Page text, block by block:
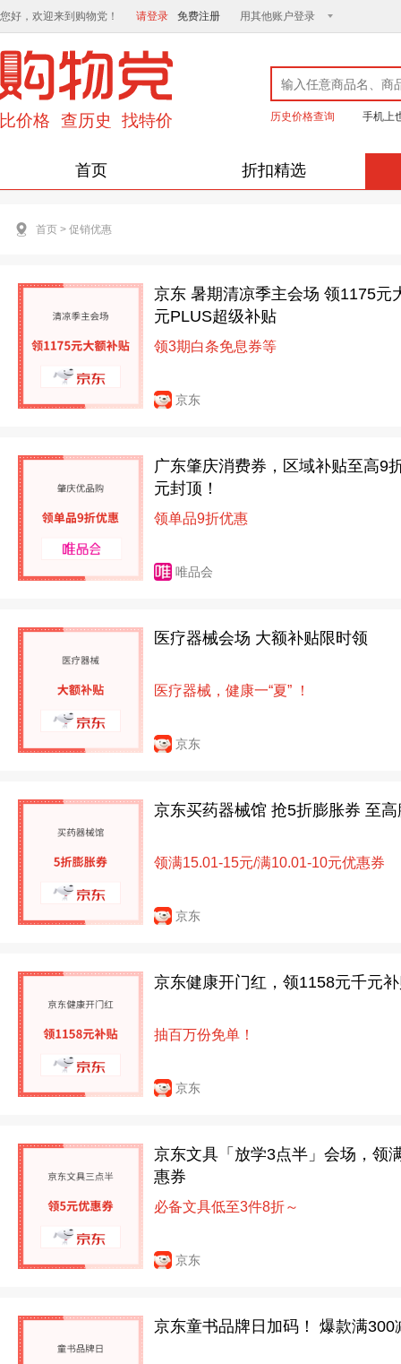
您好，欢迎来到购物党！ 请登录 免费注册 用其他账户登录
历史价格查询 手机上
首页 折扣精选
首页 > 促销优惠
京东 暑期清凉季主会场 领1175元
元PLUS超级补贴
领3期白条免息券等
京东
广东肇庆消费券，区域补贴至高9
元封顶！
领单品9折优惠
唯品会
医疗器械会场 大额补贴限时领
医疗器械，健康一“夏” ！
京东
京东买药器械馆 抢5折膨胀券 至
领满15.01-15元/满10.01-10元优惠券
京东
京东健康开门红，领1158元千元
抽百万份免单！
京东
京东文具「放学3点半」会场，领
惠券
必备文具低至3件8折～
京东
京东童书品牌日加码！ 爆款满300